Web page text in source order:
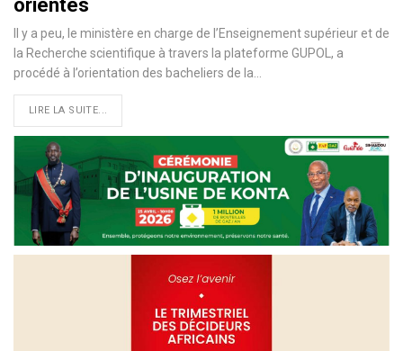
orientés
Il y a peu, le ministère en charge de l’Enseignement supérieur et de
la Recherche scientifique à travers la plateforme GUPOL, a
procédé à l’orientation des bacheliers de la
LIRE LA SUITE...